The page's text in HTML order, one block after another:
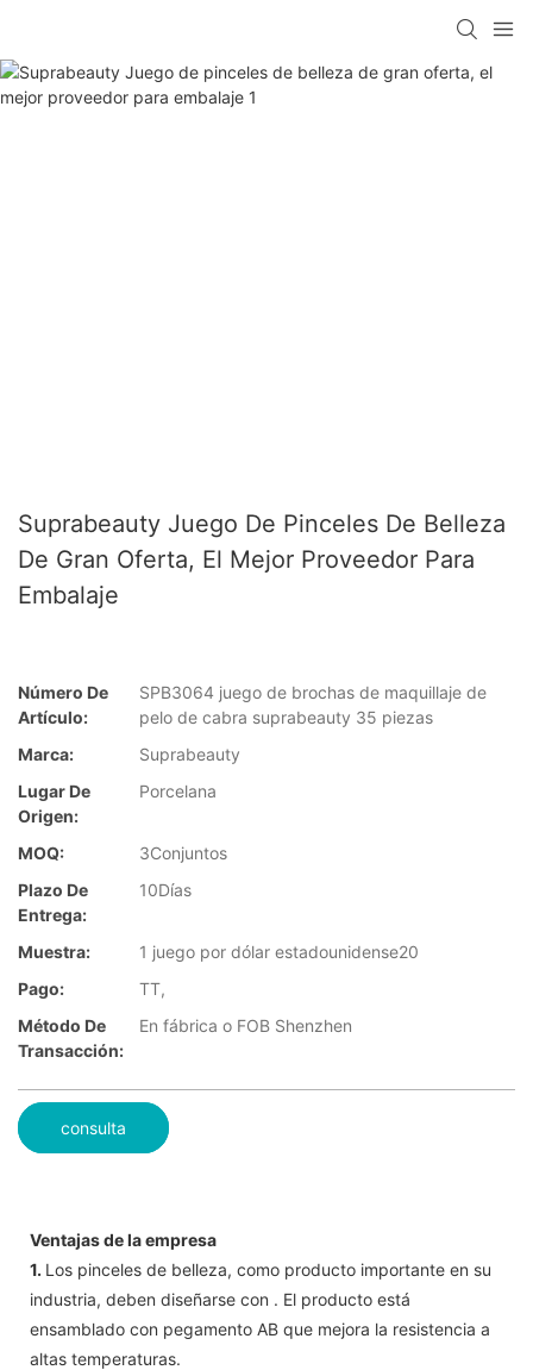
Suprabeauty Juego De Pinceles De Belleza
De Gran Oferta, El Mejor Proveedor Para
Embalaje
Número De
Artículo:
SPB3064 juego de brochas de maquillaje de
pelo de cabra suprabeauty 35 piezas
Marca:
Suprabeauty
Lugar De
Origen:
Porcelana
MOQ:
3Conjuntos
Plazo De
Entrega:
10Días
Muestra:
1 juego por dólar estadounidense20
Pago:
TT,
Método De
Transacción:
En fábrica o FOB Shenzhen
consulta
Ventajas de la empresa
1. Los pinceles de belleza, como producto importante en su
industria, deben diseñarse con . El producto está
ensamblado con pegamento AB que mejora la resistencia a
altas temperaturas.